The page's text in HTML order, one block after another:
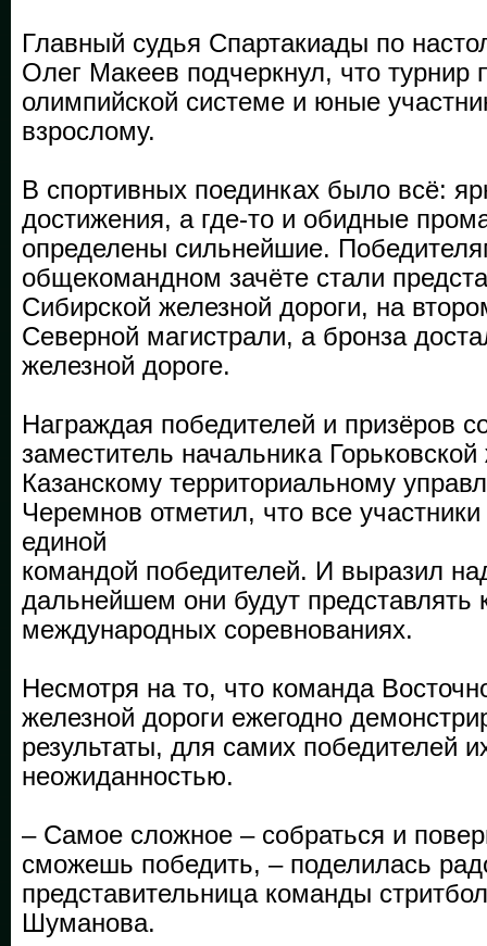
Главный судья Спартакиады по
Олег Макеев подчеркнул, что турнир
олимпийской системе и юные
взрослому.
В спортивных поединках было всё:
достижения, а где-то и обидные
определены сильнейшие.
общекомандном зачёте стали
Сибирской железной дороги, на
Северной магистрали, а бронза
железной дороге.
Награждая победителей и призёров
заместитель начальника
Казанскому территориальному
Черемнов отметил, что все
единой
командой победителей. И выразил
дальнейшем они будут представлять
международных соревнованиях.
Несмотря на то, что команда
железной дороги ежегодно
результаты, для самих победителей
неожиданностью.
– Самое сложное – собраться и
сможешь победить, – поделилась
представительница команды
Шуманова.